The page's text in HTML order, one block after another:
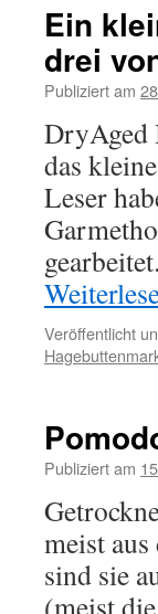
Ein
drei
Publiziert am
DryAged
das
Leser
Veröffentlicht
Publiziert am
meist
sind sie
(meist